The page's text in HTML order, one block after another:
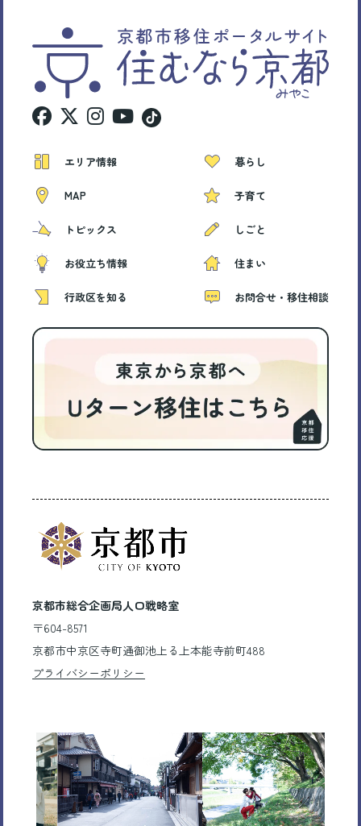
エリア情報
MAP
トピックス
お役立ち情報
行政区を知る
暮らし
子育て
しごと
住まい
お問合せ・移住相談
京都市総合企画局人口戦略室
〒604-8571
京都市中京区寺町通御池上る上本能寺前町488
プライバシーポリシー